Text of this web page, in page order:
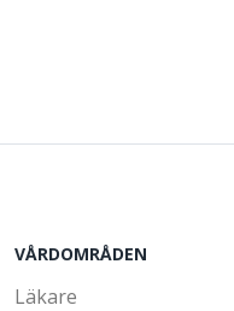
VÅRDOMRÅDEN
Läkare